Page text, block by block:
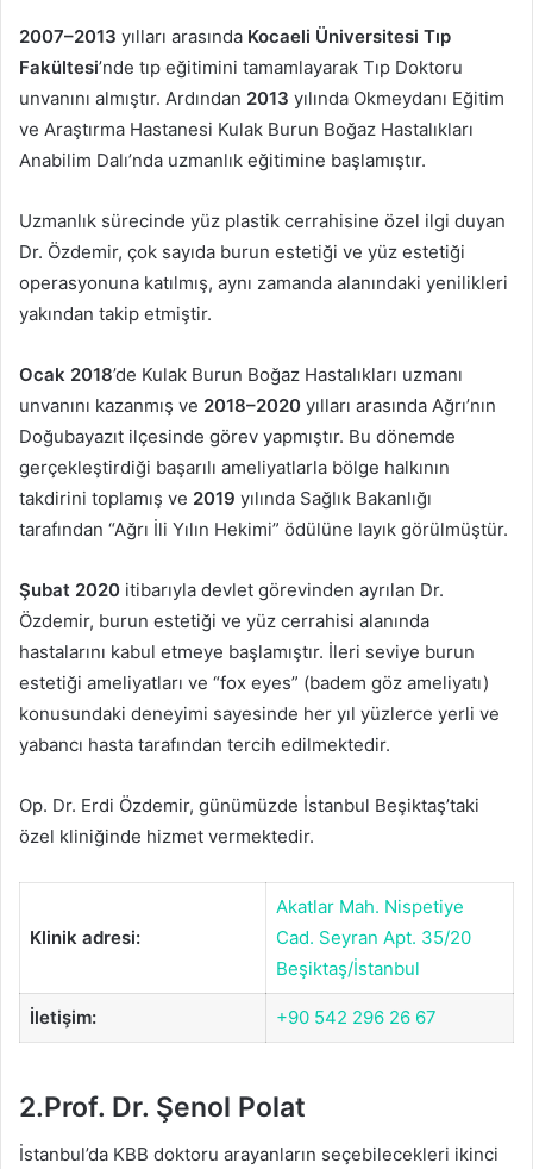
2007–2013 yılları arasında Kocaeli Üniversitesi Tıp
Fakültesi’nde tıp eğitimini tamamlayarak Tıp Doktoru
unvanını almıştır. Ardından 2013 yılında Okmeydanı Eğitim
ve Araştırma Hastanesi Kulak Burun Boğaz Hastalıkları
Anabilim Dalı’nda uzmanlık eğitimine başlamıştır.
Uzmanlık sürecinde yüz plastik cerrahisine özel ilgi duyan
Dr. Özdemir, çok sayıda burun estetiği ve yüz estetiği
operasyonuna katılmış, aynı zamanda alanındaki yenilikleri
yakından takip etmiştir.
Ocak 2018’de Kulak Burun Boğaz Hastalıkları uzmanı
unvanını kazanmış ve 2018–2020 yılları arasında Ağrı’nın
Doğubayazıt ilçesinde görev yapmıştır. Bu dönemde
gerçekleştirdiği başarılı ameliyatlarla bölge halkının
takdirini toplamış ve 2019 yılında Sağlık Bakanlığı
tarafından “Ağrı İli Yılın Hekimi” ödülüne layık görülmüştür.
Şubat 2020 itibarıyla devlet görevinden ayrılan Dr.
Özdemir, burun estetiği ve yüz cerrahisi alanında
hastalarını kabul etmeye başlamıştır. İleri seviye burun
estetiği ameliyatları ve “fox eyes” (badem göz ameliyatı)
konusundaki deneyimi sayesinde her yıl yüzlerce yerli ve
yabancı hasta tarafından tercih edilmektedir.
Op. Dr. Erdi Özdemir, günümüzde İstanbul Beşiktaş’taki
özel kliniğinde hizmet vermektedir.
Klinik adresi:
Akatlar Mah. Nispetiye
Cad. Seyran Apt. 35/20
Beşiktaş/İstanbul
İletişim: +90 542 296 26 67
2.Prof. Dr. Şenol Polat
İstanbul’da KBB doktoru arayanların seçebilecekleri ikinci